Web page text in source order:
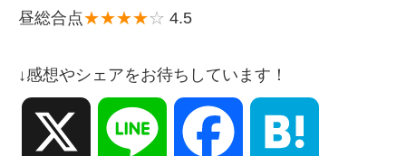
昼総合点★★★★☆ 4.5
↓感想やシェアをお待ちしています！
Line Facebook